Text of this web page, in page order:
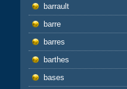
barrault
barre
barres
barthes
bases